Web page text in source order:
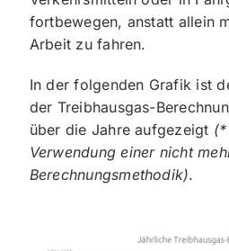
fortbewegen, anstatt allein
Arbeit zu fahren.
In der folgenden Grafik ist
der Treibhausgas-
über die Jahre aufgezeigt
Verwendung einer nicht
Berechnungsmethodik).